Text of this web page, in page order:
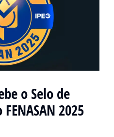
o Selo de
2025